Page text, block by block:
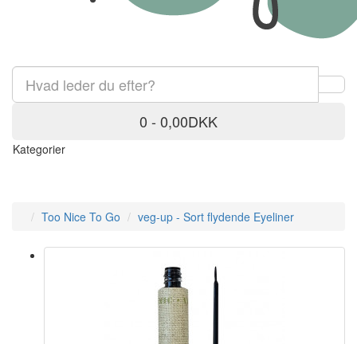
0 - 0,00DKK
Kategorier
Too Nice To Go veg-up - Sort flydende Eyeliner